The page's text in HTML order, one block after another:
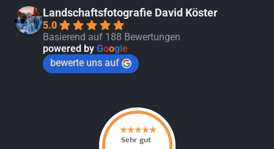
Landschaftsfotografie David Köster
5.0
Basierend auf 188 Bewertungen
powered by Goog e
bewerte uns auf